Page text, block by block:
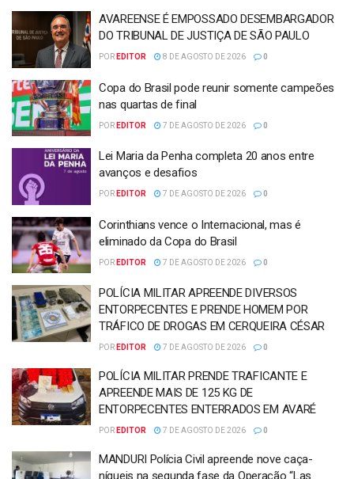
AVAREENSE É EMPOSSADO DESEMBARGADOR
DO TRIBUNAL DE JUSTIÇA DE SÃO PAULO
POR EDITOR 8 DE AGOSTO DE 2026 0
Copa do Brasil pode reunir somente campeões
nas quartas de final
POR EDITOR 7 DE AGOSTO DE 2026 0
Lei Maria da Penha completa 20 anos entre
avanços e desafios
POR EDITOR 7 DE AGOSTO DE 2026 0
Corinthians vence o Internacional, mas é
eliminado da Copa do Brasil
POR EDITOR 7 DE AGOSTO DE 2026 0
POLÍCIA MILITAR APREENDE DIVERSOS
ENTORPECENTES E PRENDE HOMEM POR
TRÁFICO DE DROGAS EM CERQUEIRA CÉSAR
POR EDITOR 7 DE AGOSTO DE 2026 0
POLÍCIA MILITAR PRENDE TRAFICANTE E
APREENDE MAIS DE 125 KG DE
ENTORPECENTES ENTERRADOS EM AVARÉ
POR EDITOR 7 DE AGOSTO DE 2026 0
MANDURI Polícia Civil apreende nove caça-
níqueis na segunda fase da Operação “Las